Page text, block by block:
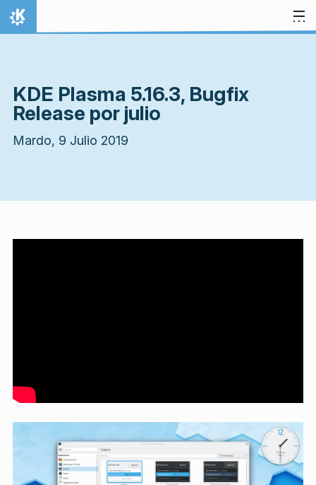
Salti al enhavo
Hejmo
KDE Plasma 5.16.3, Bugfix
Release por julio
Mardo, 9 Julio 2019